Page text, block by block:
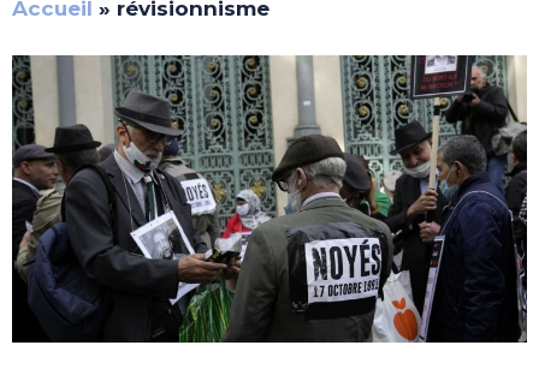
Accueil » révisionnisme